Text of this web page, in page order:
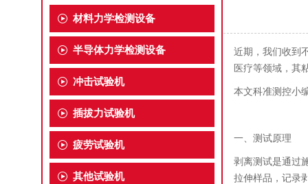
材料力学检测设备
半导体力学检测设备
冲击试验机
插拔力试验机
疲劳试验机
其他试验机
近期，我们收到
医疗等领域，其
本文科准测控小
一、测试原理
剥离测试是通过
拉伸样品，记录